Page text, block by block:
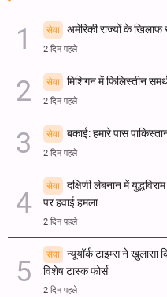
सेवा अमेरिकी राज्यों के खिलाफ
2 दिन पहले
सेवा मिशिगन में फिलिस्तीन
2 दिन पहले
सेवा बकाई: हमारे पास
2 दिन पहले
सेवा
दक्षिणी लेबनान में
पर हवाई हमला
2 दिन पहले
सेवा
न्यूयॉर्क टाइम्स ने
विशेष टास्क फोर्स
2 दिन पहले